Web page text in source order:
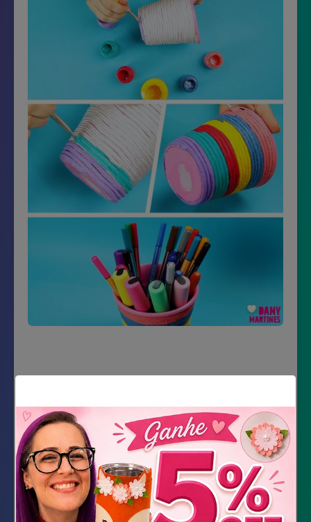
Material Necessário
Vasinho de lata
Corda de Nylon
Tinta PVA colorida